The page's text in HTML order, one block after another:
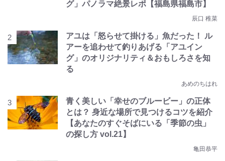
グ」パノラマ絶景レポ【福島県福島市】
辰口 稚菜
アユは「怒らせて掛ける」魚だった！ ル
アーを追わせて釣りあげる「アユイン
グ」のオリジナリティ＆おもしろさを知
る
あめのちはれ
青く美しい「幸せのブルービー」の正体
とは？ 身近な場所で見つけるコツを紹介
【あなたのすぐそばにいる「季節の虫」
の探し方 vol.21】
亀田恭平